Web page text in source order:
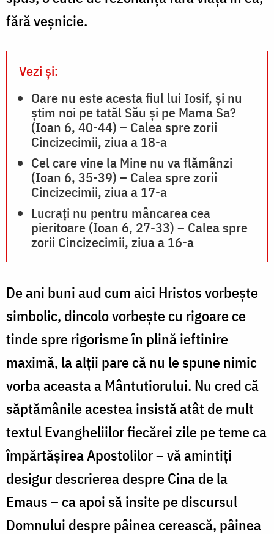
fără veșnicie.
Vezi și:
Oare nu este acesta fiul lui Iosif, și nu
știm noi pe tatăl Său și pe Mama Sa?
(Ioan 6, 40-44) – Calea spre zorii
Cincizecimii, ziua a 18-a
Cel care vine la Mine nu va flămânzi
(Ioan 6, 35-39) – Calea spre zorii
Cincizecimii, ziua a 17-a
Lucrați nu pentru mâncarea cea
pieritoare (Ioan 6, 27-33) – Calea spre
zorii Cincizecimii, ziua a 16-a
De ani buni aud cum aici Hristos vorbește
simbolic, dincolo vorbește cu rigoare ce
tinde spre rigorisme în plină ieftinire
maximă, la alții pare că nu le spune nimic
vorba aceasta a Mântutiorului. Nu cred că
săptămânile acestea insistă atât de mult
textul Evangheliilor fiecărei zile pe teme ca
împărtășirea Apostolilor – vă amintiți
desigur descrierea despre Cina de la
Emaus – ca apoi să insite pe discursul
Domnului despre pâinea cerească, pâinea